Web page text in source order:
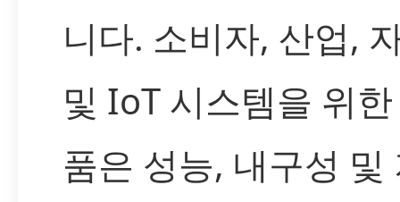
니다. 소비자, 산업,
및 IoT 시스템을 위
품은 성능, 내구성 및